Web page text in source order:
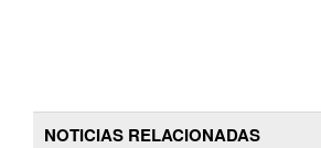
NOTICIAS RELACIONADAS